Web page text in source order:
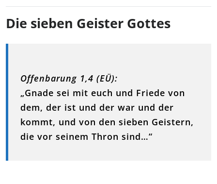
Die sieben Geister Gottes
Offenbarung 1,4 (EÜ):
„Gnade sei mit euch und Friede von
dem, der ist und der war und der
kommt, und von den sieben Geistern,
die vor seinem Thron sind…“